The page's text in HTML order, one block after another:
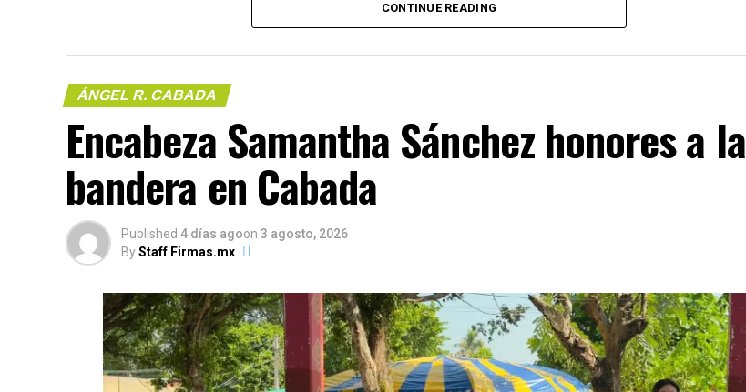
(más…)
Compártelo:
Me gusta esto:
CONTINUE READING
ÁNGEL R. CABADA
Encabeza Samantha Sánchez honores a la
bandera en Cabada
Published 4 días agoon 3 agosto, 2026
ByStaff Firmas.mx